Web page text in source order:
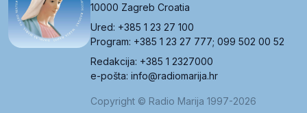
10000 Zagreb Croatia
Ured: +385 1 23 27 100
Program: +385 1 23 27 777; 099 502 00 52
Redakcija: +385 1 2327000
e-pošta: info@radiomarija.hr
Copyright © Radio Marija 1997-2026